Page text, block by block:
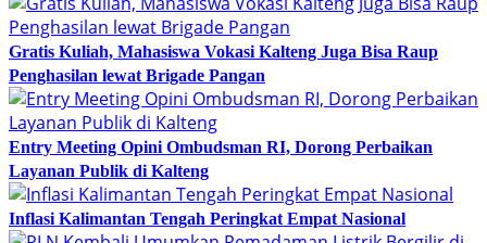
Gratis Kuliah, Mahasiswa Vokasi Kalteng Juga Bisa Raup
Penghasilan lewat Brigade Pangan
Entry Meeting Opini Ombudsman RI, Dorong Perbaikan
Layanan Publik di Kalteng
Inflasi Kalimantan Tengah Peringkat Empat Nasional